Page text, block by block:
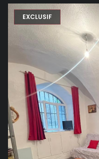
EXCLUSIF